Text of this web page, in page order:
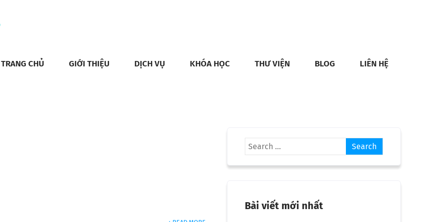
TRANG CHỦ GIỚI THIỆU DỊCH VỤ KHÓA HỌC THƯ VIỆN BLOG LIÊN HỆ
Bài viết mới nhất